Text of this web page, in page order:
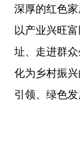
深厚的红色
以产业兴旺
址、走进群
化为乡村振
引领、绿色发